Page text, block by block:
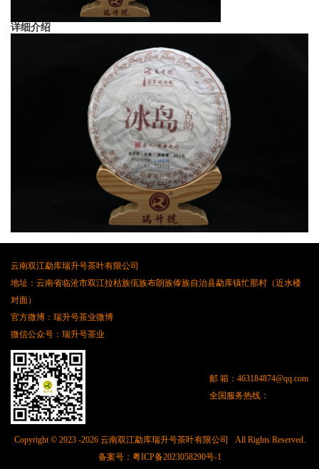
详细介绍
云南双江勐库瑞升号茶叶有限公司
地址：云南省临沧市双江拉枯族佤族布朗族傣族自治县勐库镇忙那村（近水楼
对面）
官方微博：瑞升号茶业微博
微信公众号：瑞升号茶业
邮 箱： 463184874@qq.com
全国服务热线：
Copyright © 2023 -2026 云南双江勐库瑞升号茶叶有限公司 All Rights Reserved.
备案号： 粤ICP备2023058290号-1